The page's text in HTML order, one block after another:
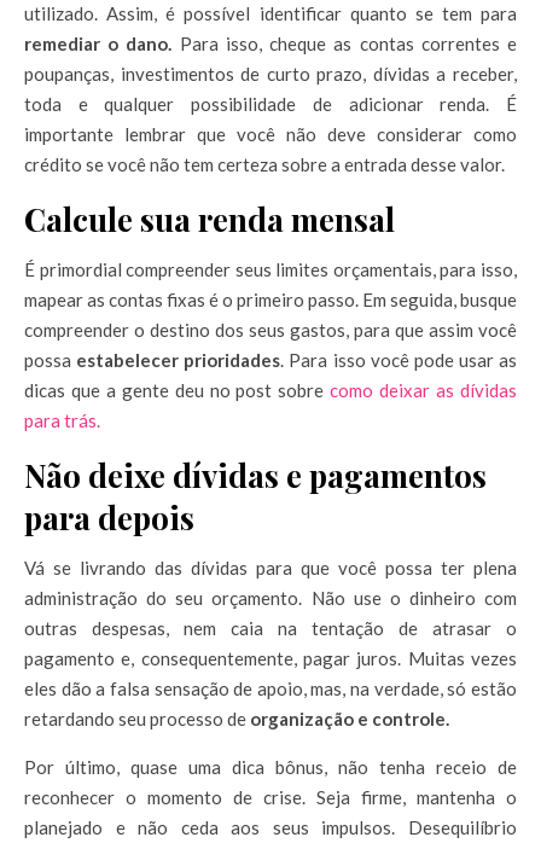
utilizado. Assim, é possível identificar quanto se tem para
remediar o dano. Para isso, cheque as contas correntes e
poupanças, investimentos de curto prazo, dívidas a receber,
toda e qualquer possibilidade de adicionar renda. É
importante lembrar que você não deve considerar como
crédito se você não tem certeza sobre a entrada desse valor.
Calcule sua renda mensal
É primordial compreender seus limites orçamentais, para isso,
mapear as contas fixas é o primeiro passo. Em seguida, busque
compreender o destino dos seus gastos, para que assim você
possa estabelecer prioridades. Para isso você pode usar as
dicas que a gente deu no post sobrecomo deixar as dívidas
para trás.
Não deixe dívidas e pagamentos
para depois
Vá se livrando das dívidas para que você possa ter plena
administração do seu orçamento. Não use o dinheiro com
outras despesas, nem caia na tentação de atrasar o
pagamento e, consequentemente, pagar juros. Muitas vezes
eles dão a falsa sensação de apoio, mas, na verdade, só estão
retardando seu processo de organização e controle.
Por último, quase uma dica bônus, não tenha receio de
reconhecer o momento de crise. Seja firme, mantenha o
planejado e não ceda aos seus impulsos. Desequilíbrio